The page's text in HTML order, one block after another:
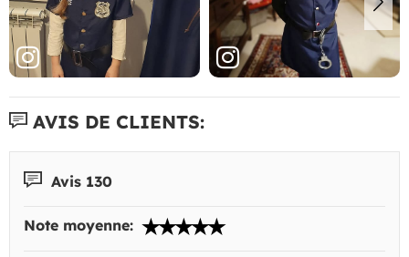
AVIS DE CLIENTS:
Avis 130
Note moyenne: